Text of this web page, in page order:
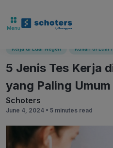
Kerja di Luar Negeri Kuliah di Luar
5 Jenis Tes Kerja
yang Paling
Schoters
June 4, 2024 • 5 minutes read